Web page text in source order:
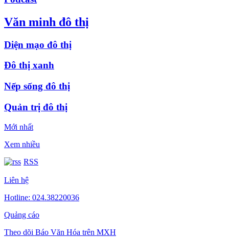
Văn minh đô thị
Diện mạo đô thị
Đô thị xanh
Nếp sống đô thị
Quản trị đô thị
Mới nhất
Xem nhiều
RSS
Liên hệ
Hotline: 024.38220036
Quảng cáo
Theo dõi Báo Văn Hóa trên MXH